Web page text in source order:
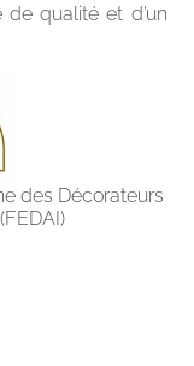
qualité et d’un
des Décorateurs